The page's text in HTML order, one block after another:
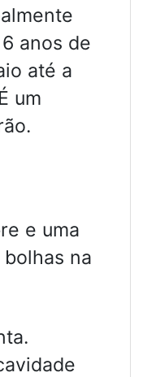
anos de
até a
um
e uma
na